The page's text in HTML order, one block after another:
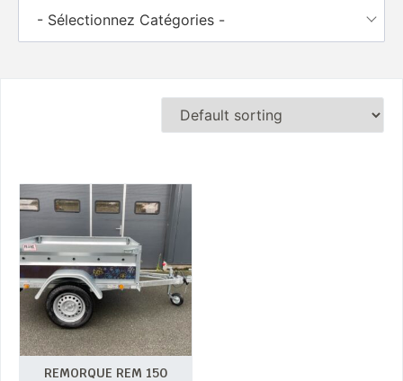
- Sélectionnez Catégories -
REMORQUE REM 150